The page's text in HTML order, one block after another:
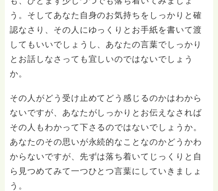
う。そしてあなた自身のお気持ちをしっかりと確
認なさり、その人にゆっくりとお手紙を書いて渡
してもいいでしょうし、あなたの言葉でしっかり
とお話しなさっても宜しいのではないでしょう
か。
その人がどう受け止めてどう感じるのかはわから
ないですが、あなたがしっかりとお伝えなされば
その人もわかって下さるのではないでしょうか。
あなたのその思いが永続的なことなのかどうかわ
からないですが、先ずは落ち着いてじっくりと自
ら見つめてみて一つひとつ言葉にしていきましょ
う。